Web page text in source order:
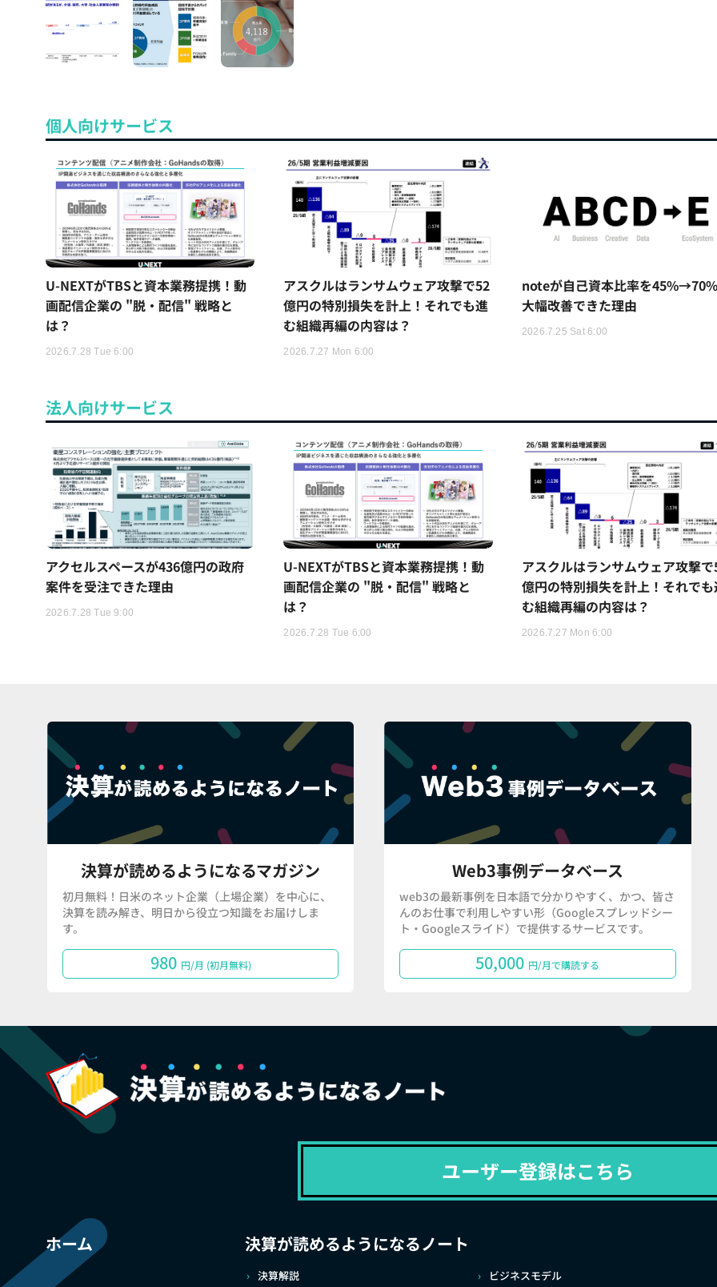
個人向けサービス
U-NEXTがTBSと資本業務提携！動
画配信企業の "脱・配信" 戦略と
は？
2026.7.28 Tue 6:00
アスクルはランサムウェア攻撃で52
億円の特別損失を計上！それでも進
む組織再編の内容は？
2026.7.27 Mon 6:00
noteが自己資本比率を
大幅改善できた理由
2026.7.25 Sat 6:00
法人向けサービス
アクセルスペースが436億円の政府
案件を受注できた理由
2026.7.28 Tue 9:00
U-NEXTがTBSと資本業務提携！動
画配信企業の "脱・配信" 戦略と
は？
2026.7.28 Tue 6:00
アスクルはランサムウェア攻撃
億円の特別損失を計上！それでも
む組織再編の内容は？
2026.7.27 Mon 6:00
決算が読めるようになるマガジン
初月無料！日米のネット企業（上場企業）を中心に、
決算を読み解き、明日から役立つ知識をお届けしま
す。
980 円/月 (初月無料)
Web3事例データベース
web3の最新事例を日本語で分かりやすく、かつ、皆さ
んのお仕事で利用しやすい形（Googleスプレッドシー
ト・Googleスライド）で提供するサービスです。
50,000 円/月で購読する
ユーザー登録はこちら
ホーム 決算が読めるようになるノート
決算解説 ビジネスモデル